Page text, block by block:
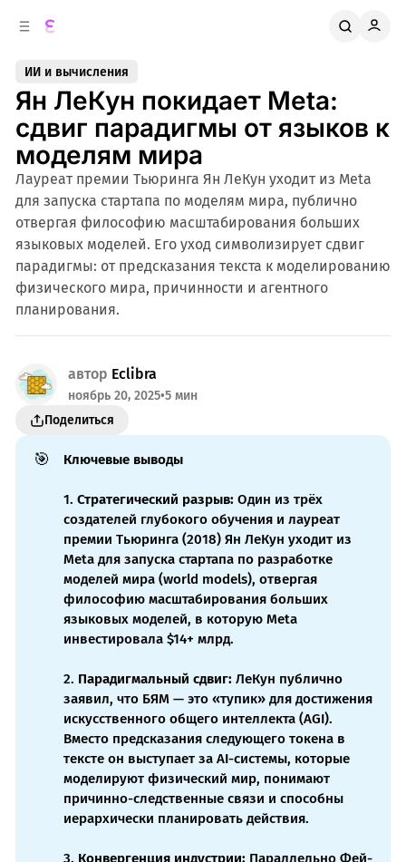
ИИ и вычисления
Ян ЛеКун покидает Meta:
сдвиг парадигмы от языков к
моделям мира
Лауреат премии Тьюринга Ян ЛеКун уходит из Meta
для запуска стартапа по моделям мира, публично
отвергая философию масштабирования больших
языковых моделей. Его уход символизирует сдвиг
парадигмы: от предсказания текста к моделированию
физического мира, причинности и агентного
планирования.
автор Eclibra
ноябрь 20, 2025•5 мин
Поделиться
🎯 Ключевые выводы
1. Стратегический разрыв: Один из трёх
создателей глубокого обучения и лауреат
премии Тьюринга (2018) Ян ЛеКун уходит из
Meta для запуска стартапа по разработке
моделей мира (world models), отвергая
философию масштабирования больших
языковых моделей, в которую Meta
инвестировала $14+ млрд.
2. Парадигмальный сдвиг: ЛеКун публично
заявил, что БЯМ — это «тупик» для достижения
искусственного общего интеллекта (AGI).
Вместо предсказания следующего токена в
тексте он выступает за AI-системы, которые
моделируют физический мир, понимают
причинно-следственные связи и способны
иерархически планировать действия.
3. Конвергенция индустрии: Параллельно Фей-